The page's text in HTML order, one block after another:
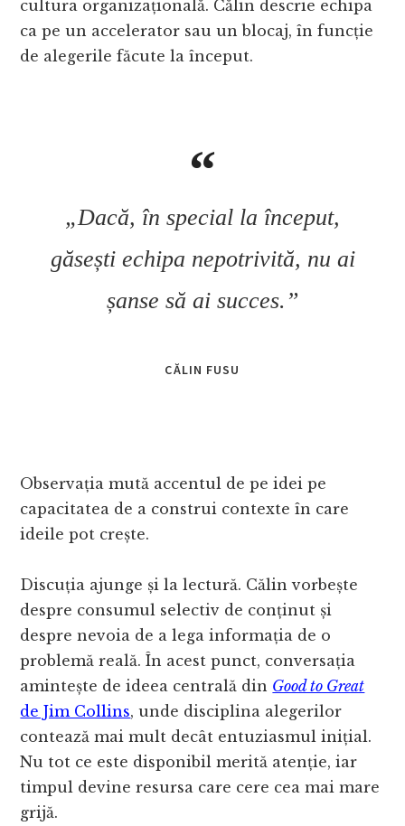
cultura organizațională. Călin descrie echipa
ca pe un accelerator sau un blocaj, în funcție
de alegerile făcute la început.
„Dacă, în special la început,
găsești echipa nepotrivită, nu ai
șanse să ai succes.”
CĂLIN FUSU
Observația mută accentul de pe idei pe
capacitatea de a construi contexte în care
ideile pot crește.
Discuția ajunge și la lectură. Călin vorbește
despre consumul selectiv de conținut și
despre nevoia de a lega informația de o
problemă reală. În acest punct, conversația
amintește de ideea centrală din Good to Great
de Jim Collins, unde disciplina alegerilor
contează mai mult decât entuziasmul inițial.
Nu tot ce este disponibil merită atenție, iar
timpul devine resursa care cere cea mai mare
grijă.